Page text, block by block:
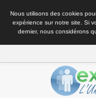
Nous utilisons des cookies
expérience sur notre site. Si
dernier, nous considérons